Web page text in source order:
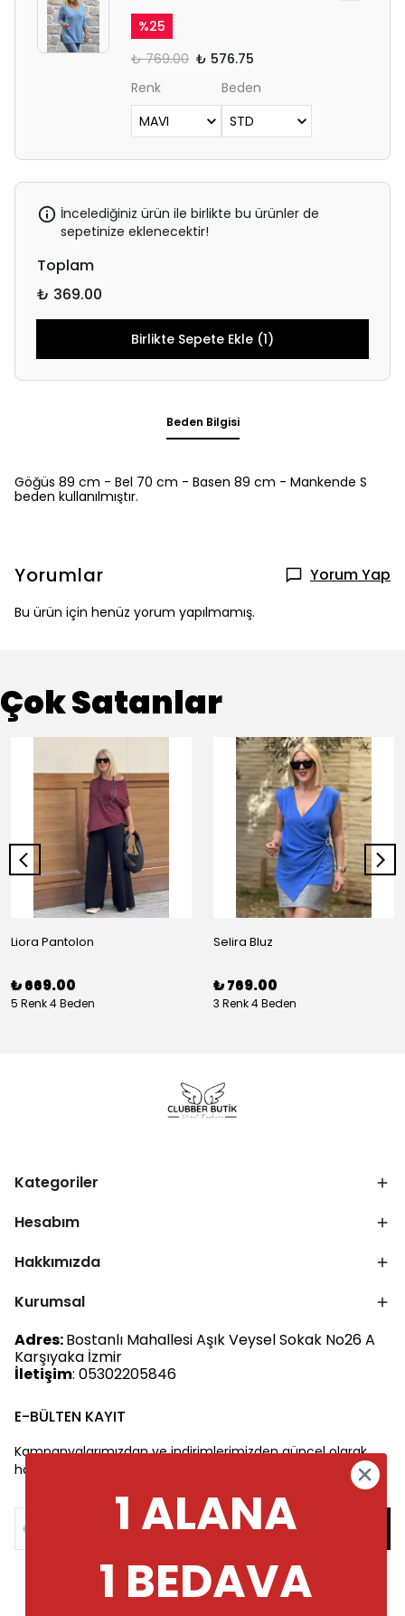
%25
₺ 769.00 ₺ 576.75
Renk
Beden
İncelediğiniz ürün ile birlikte bu ürünler de
sepetinize eklenecektir!
Toplam
₺ 369.00
Birlikte Sepete Ekle (1)
Beden Bilgisi
Göğüs 89 cm - Bel 70 cm - Basen 89 cm - Mankende S
beden kullanılmıştır.
Yorumlar Yorum Yap
Bu ürün için henüz yorum yapılmamış.
Çok Satanlar
Liora Pantolon
₺ 669.00
5 Renk 4 Beden
Selira Bluz
₺ 769.00
3 Renk 4 Beden
Kategoriler
Hesabım
Hakkımızda
Kurumsal
Adres:Bostanlı Mahallesi Aşık Veysel Sokak No26 A
Karşıyaka İzmir
İletişim: 05302205846
E-BÜLTEN KAYIT
Kampanyalarımızdan ve indirimlerimizden güncel olarak
haberdar olun.
1 ALANA
1 BEDAVA